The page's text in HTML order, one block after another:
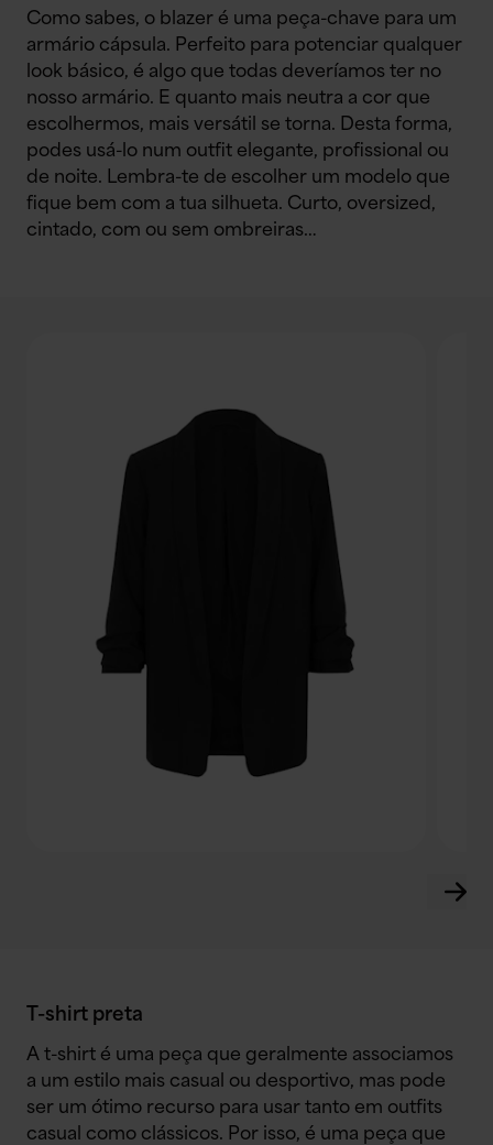
Como sabes, o blazer é uma peça-chave para um
armário cápsula. Perfeito para potenciar qualquer
look básico, é algo que todas deveríamos ter no
nosso armário. E quanto mais neutra a cor que
escolhermos, mais versátil se torna. Desta forma,
podes usá-lo num outfit elegante, profissional ou
de noite. Lembra-te de escolher um modelo que
fique bem com a tua silhueta. Curto, oversized,
cintado, com ou sem ombreiras…
T-shirt preta
A t-shirt é uma peça que geralmente associamos
a um estilo mais casual ou desportivo, mas pode
ser um ótimo recurso para usar tanto em outfits
casual como clássicos. Por isso, é uma peça que